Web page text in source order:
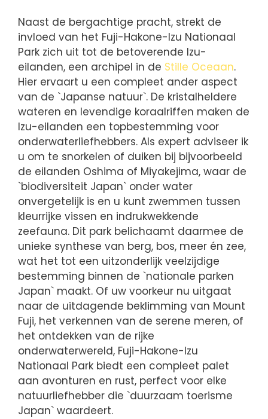
Naast de bergachtige pracht, strekt de
invloed van het Fuji-Hakone-Izu Nationaal
Park zich uit tot de betoverende Izu-
eilanden, een archipel in de Stille Oceaan.
Hier ervaart u een compleet ander aspect
van de `Japanse natuur`. De kristalheldere
wateren en levendige koraalriffen maken de
Izu-eilanden een topbestemming voor
onderwaterliefhebbers. Als expert adviseer ik
u om te snorkelen of duiken bij bijvoorbeeld
de eilanden Oshima of Miyakejima, waar de
`biodiversiteit Japan` onder water
onvergetelijk is en u kunt zwemmen tussen
kleurrijke vissen en indrukwekkende
zeefauna. Dit park belichaamt daarmee de
unieke synthese van berg, bos, meer én zee,
wat het tot een uitzonderlijk veelzijdige
bestemming binnen de `nationale parken
Japan` maakt. Of uw voorkeur nu uitgaat
naar de uitdagende beklimming van Mount
Fuji, het verkennen van de serene meren, of
het ontdekken van de rijke
onderwaterwereld, Fuji-Hakone-Izu
Nationaal Park biedt een compleet palet
aan avonturen en rust, perfect voor elke
natuurliefhebber die `duurzaam toerisme
Japan` waardeert.